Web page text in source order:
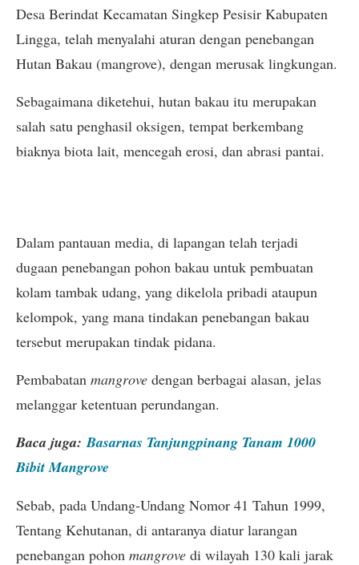
Desa Berindat Kecamatan Singkep Pesisir Kabupaten
Lingga, telah menyalahi aturan dengan penebangan
Hutan Bakau (mangrove), dengan merusak lingkungan.
Sebagaimana diketehui, hutan bakau itu merupakan
salah satu penghasil oksigen, tempat berkembang
biaknya biota lait, mencegah erosi, dan abrasi pantai.
Dalam pantauan media, di lapangan telah terjadi
dugaan penebangan pohon bakau untuk pembuatan
kolam tambak udang, yang dikelola pribadi ataupun
kelompok, yang mana tindakan penebangan bakau
tersebut merupakan tindak pidana.
Pembabatan mangrove dengan berbagai alasan, jelas
melanggar ketentuan perundangan.
Baca juga:Basarnas Tanjungpinang Tanam 1000
Bibit Mangrove
Sebab, pada Undang-Undang Nomor 41 Tahun 1999,
Tentang Kehutanan, di antaranya diatur larangan
penebangan pohon mangrove di wilayah 130 kali jarak